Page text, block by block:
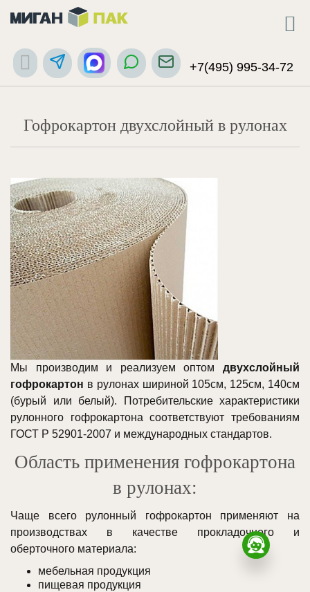
+7(495) 995-34-72
Гофрокартон двухслойный в рулонах
Мы производим и реализуем оптом двухслойный
гофрокартон в рулонах шириной 105см, 125см, 140см
(бурый или белый). Потребительские характеристики
рулонного гофрокартона соответствуют требованиям
ГОСТ Р 52901-2007 и международных стандартов.
Область применения гофрокартона
в рулонах:
Чаще всего рулонный гофрокартон применяют на
производствах в качестве прокладочного и
оберточного материала:
мебельная продукция
пищевая продукция